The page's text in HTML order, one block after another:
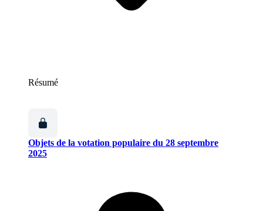
Résumé
Objets de la votation populaire du 28 septembre
2025